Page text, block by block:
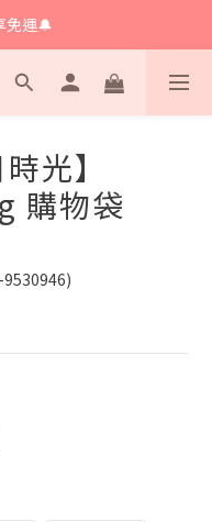
免運🔔
免運🔔
+消費再回饋 💰
光】
購物袋